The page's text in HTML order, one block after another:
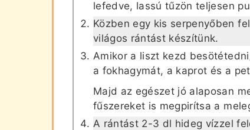
lefedve, lassú tűzön teljesen
Közben egy kis serpenyőben
világos rántást készítünk.
Amikor a liszt kezd
a fokhagymát, a kaprot és a
Majd az egészet jó alaposan
fűszereket is megpirítsa a
A rántást 2-3 dl hideg vízzel